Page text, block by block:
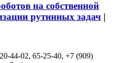
на собственной
рутинных задач |
44-02, 65-25-40, +7 (909)